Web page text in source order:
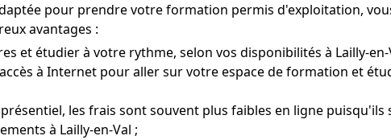
pour prendre votre formation permis d'exploitation,
avantages :
et étudier à votre rythme, selon vos disponibilités à Lailly-en-
à Internet pour aller sur votre espace de formation et
les frais sont souvent plus faibles en ligne
à Lailly-en-Val ;